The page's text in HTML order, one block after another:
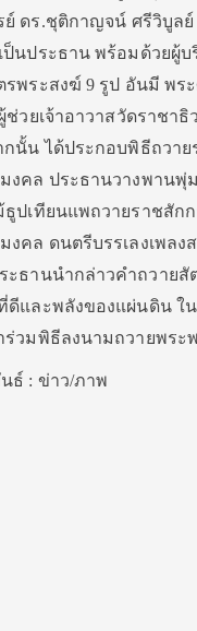
ย์ ดร.ชุติกาญจน์ ศรีวิบูล
นประธาน พร้อมด้วยผู้บ
รพระสงฆ์ 9 รูป อันมี พร
ช่วยเจ้าอาวาสวัดราชาธิ
กนั้น ได้ประกอบพิธีถวาย
งคล ประธานวางพานพุ่
ธูปเทียนแพถวายราชสัก
งคล ดนตรีบรรเลงเพลง
ะธานนำกล่าวคำถวาย
ดีและพลังของแผ่นดิน ใ
ร่วมพิธีลงนามถวายพระ
ธ์ : ข่าว/ภาพ